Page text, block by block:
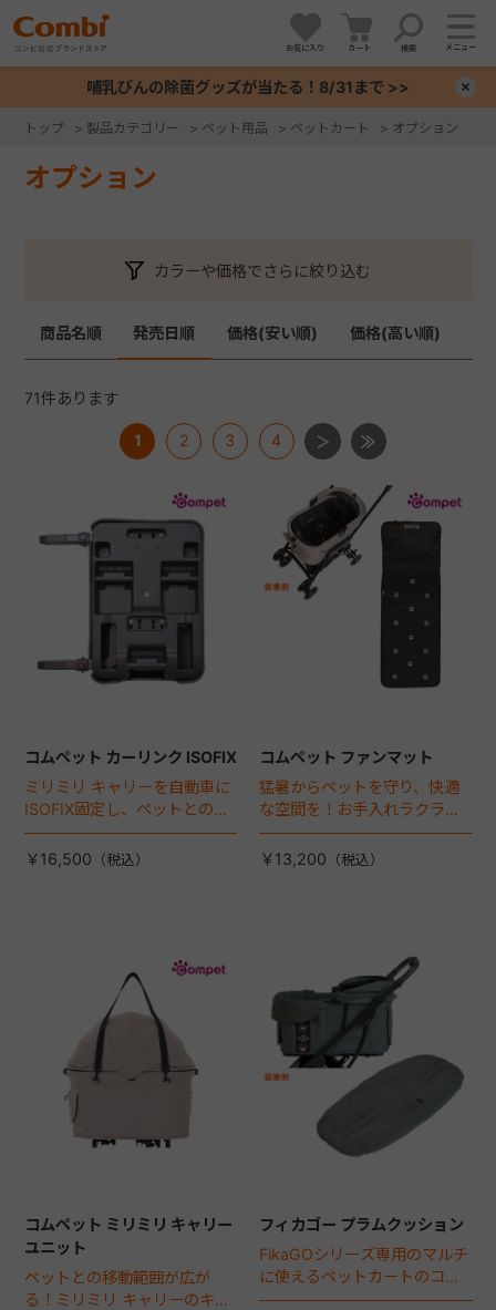
お気に入り カート 検索 メニュー
哺乳びんの除菌グッズが当たる！8/31まで >>
トップ > 製品カテゴリー > ペット用品 > ペットカート > オプション
オプション
カラーや価格でさらに絞り込む
商品名順 発売日順 価格(安い順) 価格(高い順)
71件あります
1 2 3 4
コムペット カーリンク ISOFIX
ミリミリ キャリーを自動車に
ISOFIX固定し、ペットとの車
移動をカンタン・快適に！
￥16,500
コムペット ファンマット
猛暑からペットを守り、快適
な空間を！お手入れラクラク
な「ファンマット」が登場！
￥13,200
コムペット ミリミリ キャリー
ユニット
ペットとの移動範囲が広が
る！ミリミリ キャリーのキャ
フィカゴー プラムクッション
FikaGOシリーズ専用のマルチ
に使えるペットカートのコー
ナークッション登場。